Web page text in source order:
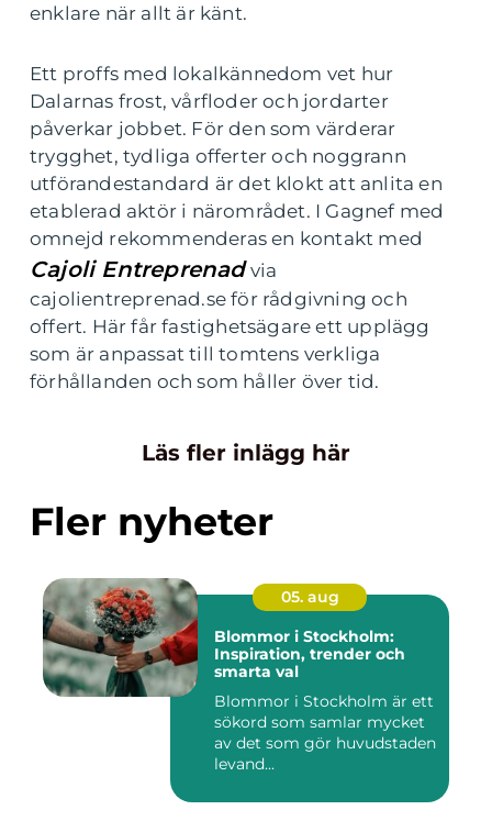
enklare när allt är känt.
Ett proffs med lokalkännedom vet hur
Dalarnas frost, vårfloder och jordarter
påverkar jobbet. För den som värderar
trygghet, tydliga offerter och noggrann
utförandestandard är det klokt att anlita en
etablerad aktör i närområdet. I Gagnef med
omnejd rekommenderas en kontakt med
Cajoli Entreprenadvia
cajolientreprenad.se för rådgivning och
offert. Här får fastighetsägare ett upplägg
som är anpassat till tomtens verkliga
förhållanden och som håller över tid.
Läs fler inlägg här
Fler nyheter
05. aug
Blommor i Stockholm:
Inspiration, trender och
smarta val
Blommor i Stockholm är ett
sökord som samlar mycket
av det som gör huvudstaden
levand...